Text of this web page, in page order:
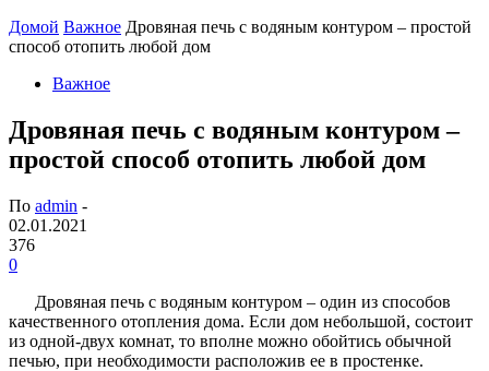
Домой Важное Дровяная печь с водяным контуром – простой
способ отопить любой дом
Важное
Дровяная печь с водяным контуром –
простой способ отопить любой дом
По admin -
02.01.2021
376
0
Дровяная печь с водяным контуром – один из способов
качественного отопления дома. Если дом небольшой, состоит
из одной-двух комнат, то вполне можно обойтись обычной
печью, при необходимости расположив ее в простенке.